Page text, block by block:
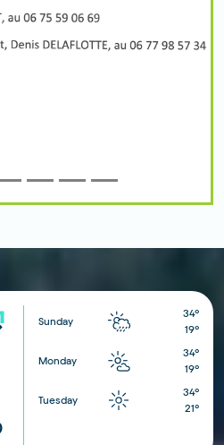
Sunday
34°
19°
Monday
34°
19°
Tuesday
34°
21°